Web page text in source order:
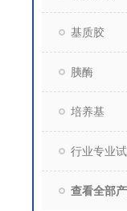
基质胶
胰酶
培养基
行业专业
查看全部